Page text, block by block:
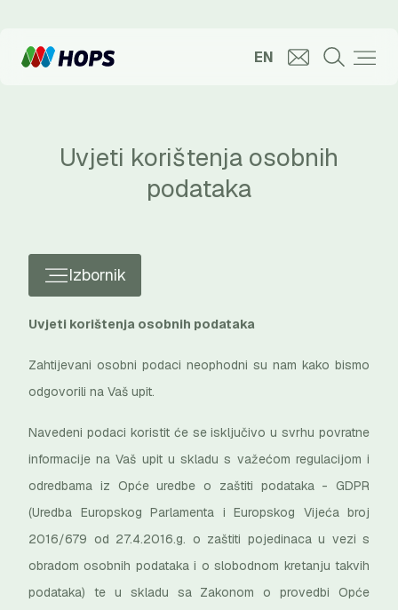
EN
Uvjeti korištenja osobnih
podataka
Izbornik
Uvjeti korištenja osobnih podataka
Zahtijevani osobni podaci neophodni su nam kako bismo
odgovorili na Vaš upit.
Navedeni podaci koristit će se isključivo u svrhu povratne
informacije na Vaš upit u skladu s važećom regulacijom i
odredbama iz Opće uredbe o zaštiti podataka - GDPR
(Uredba Europskog Parlamenta i Europskog Vijeća broj
2016/679 od 27.4.2016.g. o zaštiti pojedinaca u vezi s
obradom osobnih podataka i o slobodnom kretanju takvih
podataka) te u skladu sa Zakonom o provedbi Opće